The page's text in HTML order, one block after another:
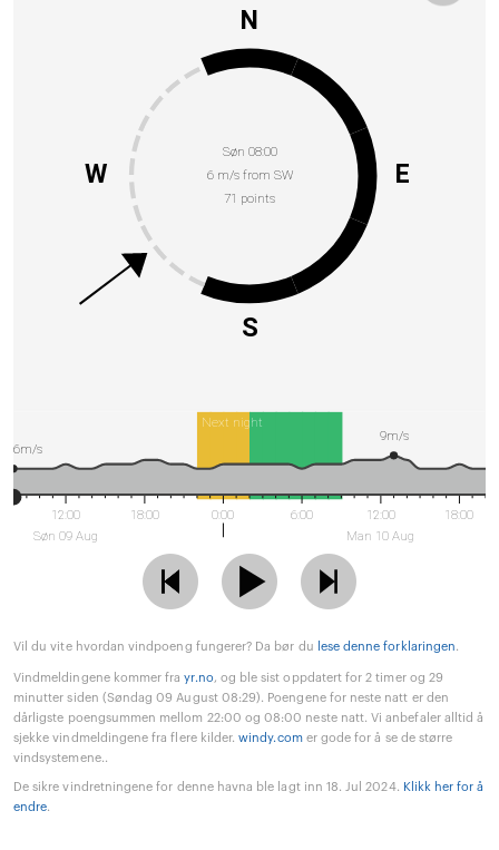
Søn 08:00
6 m/s from SW
71 points
N
E
S
W
Next night
12:00
Søn 09 Aug
18:00 0:00 6:00
12:00
Man 10 Aug
18:00
9m/s
6m/s
Vil du vite hvordan vindpoeng fungerer? Da bør du lese denne forklaringen.
Vindmeldingene kommer frayr.no, og ble sist oppdatert for 2 timer og 29
minutter siden (Søndag 09 August 08:29). Poengene for neste natt er den
dårligste poengsummen mellom 22:00 og 08:00 neste natt. Vi anbefaler alltid å
sjekke vindmeldingene fra flere kilder.windy.comer gode for å se de større
vindsystemene..
De sikre vindretningene for denne havna ble lagt inn 18. Jul 2024. Klikk her for å
endre.